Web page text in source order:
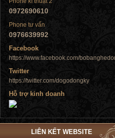
Tủ đứng
0972690610
Phone tư vấn
0976639992
Facebook
https://www.facebook.com/
Twitter
https://twitter.com/dogodongky
Hỗ trợ kinh doanh
LIÊN KẾT WEBSITE